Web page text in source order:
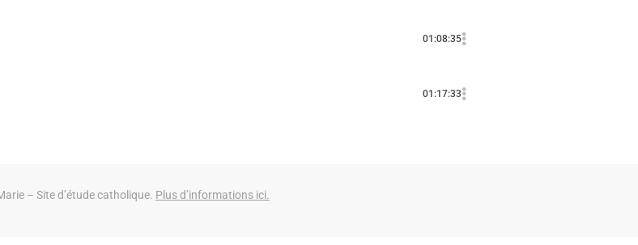
01:08:35
01:17:33
– Site d’étude catholique. Plus d’informations ici.